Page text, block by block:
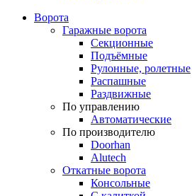
Ворота
Гаражные ворота
Секционные
Подъёмные
Рулонные, ролетные
Распашные
Раздвижные
По управлению
Автоматические
По производителю
Doorhan
Alutech
Откатные ворота
Консольные